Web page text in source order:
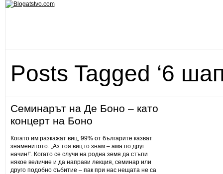
Posts Tagged ‘6
Семинарът на Де Боно – като
концерт на Боно
Когато им разкажат виц, 99% от българите казват
знаменитото: „Аз тоя виц го знам – ама по друг
начин!“. Когато се случи на родна земя да стъпи
някое величие и да направи лекция, семинар или
друго подобно събитие – пак при нас нещата не са